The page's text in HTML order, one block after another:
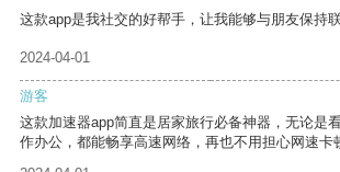
这款app是我社交的好帮手，让我能够与朋友保持
2024-04-01
游客
这款加速器app简直是居家旅行必备神器，无论是
作办公，都能畅享高速网络，再也不用担心网速卡